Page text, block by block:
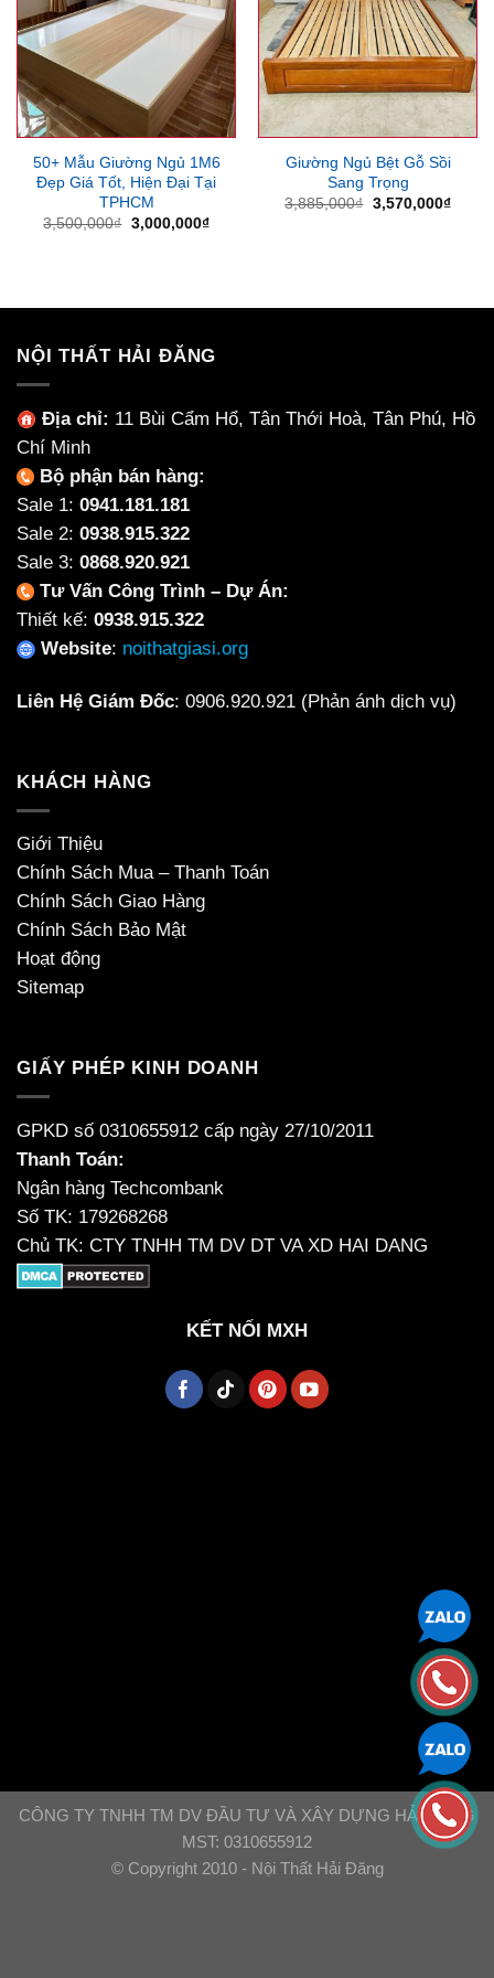
50+ Mẫu Giường Ngủ 1M6
Đẹp Giá Tốt, Hiện Đại Tại
TPHCM
3,500,000₫ Giá
3,000,000₫Giá
Giường Ngủ Bệt Gỗ Sồi
Sang Trọng
3,885,000₫ Giá
3,570,000₫Giá
NỘI THẤT HẢI ĐĂNG
Địa chỉ: 11 Bùi Cẩm Hổ, Tân Thới Hoà, Tân Phú, Hồ
Chí Minh
Bộ phận bán hàng:
Sale 1: 0941.181.181
Sale 2: 0938.915.322
Sale 3: 0868.920.921
Tư Vấn Công Trình – Dự Án:
Thiết kế: 0938.915.322
Website: noithatgiasi.org
Liên Hệ Giám Đốc: 0906.920.921 (Phản ánh dịch vụ)
KHÁCH HÀNG
Giới Thiệu
Chính Sách Mua – Thanh Toán
Chính Sách Giao Hàng
Chính Sách Bảo Mật
Hoạt động
Sitemap
GIẤY PHÉP KINH DOANH
GPKD số 0310655912 cấp ngày 27/10/2011
Thanh Toán:
Ngân hàng Techcombank
Số TK: 179268268
Chủ TK: CTY TNHH TM DV DT VA XD HAI DANG
KẾT NỐI MXH
CÔNG TY TNHH TM DV ĐẦU TƯ VÀ XÂY DỰNG HẢI ĐĂNG
MST: 0310655912
© Copyright 2010 - Nội Thất Hải Đăng